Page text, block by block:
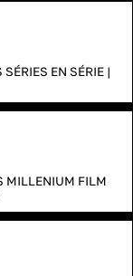
SÉRIES EN SÉRIE |
MILLENIUM FILM